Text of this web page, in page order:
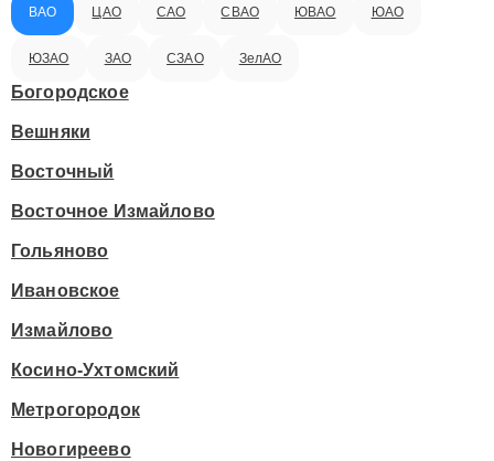
ВАО ЦАО САО СВАО ЮВАО ЮАО
ЮЗАО ЗАО СЗАО ЗелАО
Богородское
Вешняки
Восточный
Восточное Измайлово
Гольяново
Ивановское
Измайлово
Косино-Ухтомский
Метрогородок
Новогиреево